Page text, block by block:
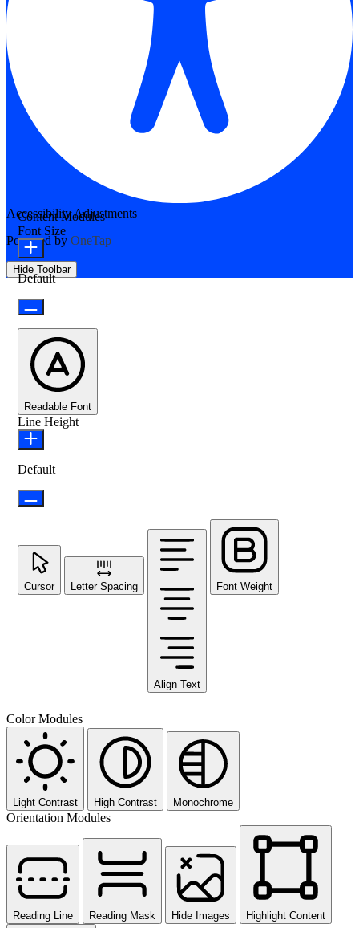
Accessibility Adjustments
Powered by OneTap
Hide Toolbar
Content Modules
Font Size
Default
Readable Font
Line Height
Default
Cursor Letter Spacing
Align Text
Font Weight
Color Modules
Light Contrast High Contrast Monochrome
Orientation Modules
Reading Line Reading Mask Hide Images Highlight Content